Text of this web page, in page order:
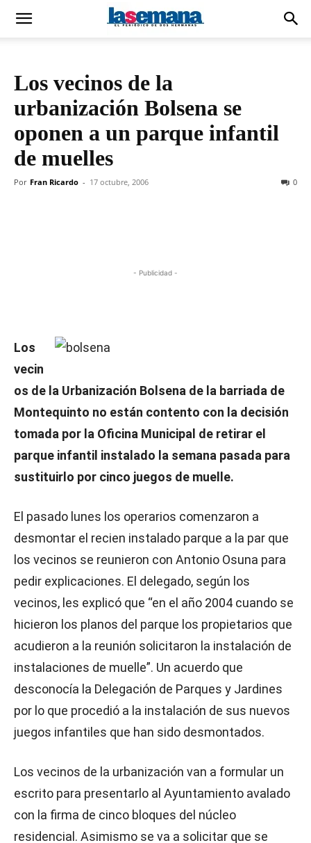
Los vecinos de la
urbanización Bolsena se
oponen a un parque infantil
de muelles
Por Fran Ricardo - 17 octubre, 2006 0
- Publicidad -
Los
vecin
os de la Urbanización Bolsena de la barriada de
Montequinto no están contento con la decisión
tomada por la Oficina Municipal de retirar el
parque infantil instalado la semana pasada para
sustituirlo por cinco juegos de muelle.
El pasado lunes los operarios comenzaron a
desmontar el recien instalado parque a la par que
los vecinos se reunieron con Antonio Osuna para
pedir explicaciones. El delegado, según los
vecinos, les explicó que “en el año 2004 cuando se
hicieron los planos del parque los propietarios que
acudieron a la reunión solicitaron la instalación de
instalaciones de muelle”. Un acuerdo que
desconocía la Delegación de Parques y Jardines
por lo que procedió a la instalación de sus nuevos
juegos infantiles que han sido desmontados.
Los vecinos de la urbanización van a formular un
escrito para presentarlo al Ayuntamiento avalado
con la firma de cinco bloques del núcleo
residencial. Asimismo se va a solicitar que se